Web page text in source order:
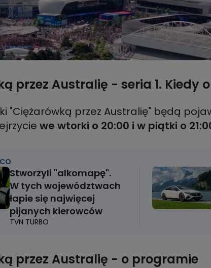
przez Australię - seria 1. Kiedy
"Ciężarówką przez Australię" będą
we wtorki o 20:00 i w piątki o
Stworzyli "alkomapę".
W tych województwach
łapie się najwięcej
pijanych kierowców
TVN TURBO
przez Australię - o programie